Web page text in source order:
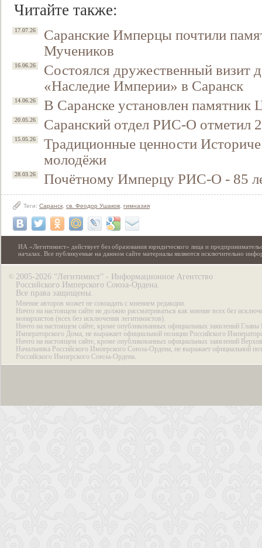
Читайте также:
17.07.26
Саранские Имперцы почтили
Мучеников
16.06.26
Состоялся дружественный визит
«Наследие Империи» в Саранск
14.06.26 В Саранске установлен памятник
20.05.26 Саранский отдел РИС-О отметил
15.05.26
Традиционные ценности
молодёжи
28.03.26 Почётному Имперцу РИС-О - 85
Теги: Саранск св. Феодор Ушаков гимназия
ИА «Легитимист» действует без образования юридического лица и
началах. Все публикуемые на данном сайте материалы являются исключительно
© 2005-2026 “Легитимист” - Информационное Агентство
Российского Имперского Союза-Ордена.
Все права защищены.
Мнение авторов может не совпадать с мнением редакции.
Ничто на настоящем сайте не должно рассматриваться как мнение всех без
монархистов (всех без исключения легитимистов).
Ничто на настоящем сайте, кроме опубликованных официальных заявлений Главы
Императорского Дома, не выражает официальной позиции Российского
Ничто на настоящем сайте, кроме опубликованных официальных заявлений
Начальника Российского Имперского Союза-Ордена, не выражает официальной
Российского Имперского Союза-Ордена.